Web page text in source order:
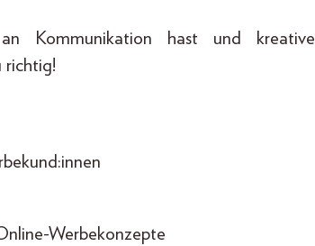
Kommunikation hast und kreative
richtig!
Werbekonzepte